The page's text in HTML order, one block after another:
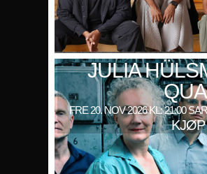
JULIA
FRE 20. NOV 2026 KL: 21:00
KJØP